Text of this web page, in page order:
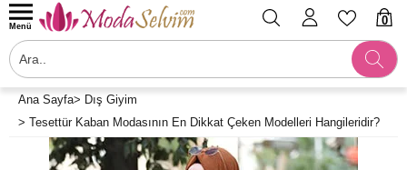
0
Menü
Ana Sayfa> Dış Giyim
> Tesettür Kaban Modasının En Dikkat Çeken Modelleri Hangileridir?